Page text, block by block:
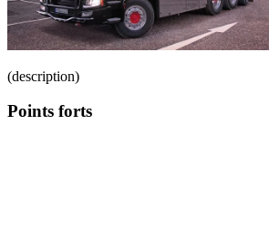
(description)
Points forts